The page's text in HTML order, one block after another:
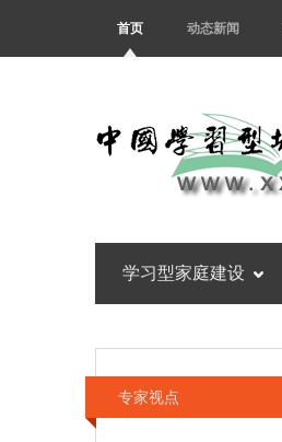
首页 动态新闻
学习型家庭建设
专家视点